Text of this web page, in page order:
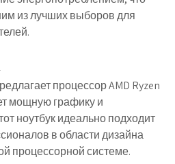
из лучших выборов для
процессор AMD Ryzen
мощную графику и
ноутбук идеально подходит
в области дизайна
процессорной системе.